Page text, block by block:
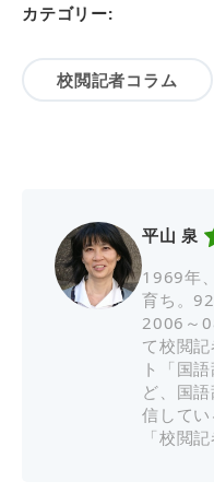
カテゴリー:
校閲記者コラム
平山 泉
1969年
育ち。
2006～
て校閲
ト「国
ど、国
信してい
「校閲